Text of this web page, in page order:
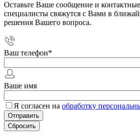
Оставьте Ваше сообщение и
специалисты свяжутся с Вами в
решения Вашего вопроса.
Ваш телефон*
Ваше имя
Я согласен на обработку